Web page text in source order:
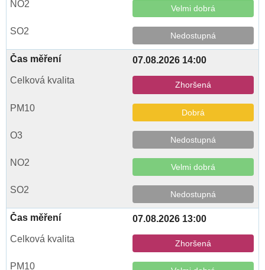
Velmi dobrá
Nedostupná
07.08.2026 14:00
Zhoršená
Dobrá
Nedostupná
Velmi dobrá
Nedostupná
07.08.2026 13:00
Zhoršená